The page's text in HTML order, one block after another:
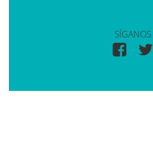
SÍGANOS